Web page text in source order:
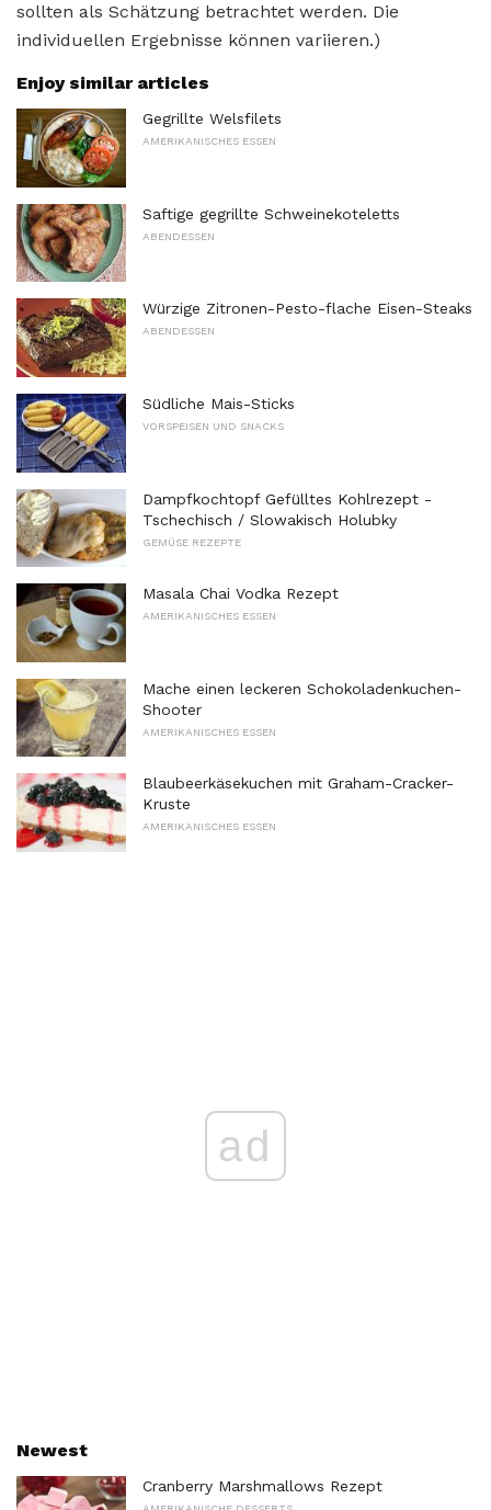
sollten als Schätzung betrachtet werden. Die
individuellen Ergebnisse können variieren.)
Enjoy similar articles
Gegrillte Welsfilets
AMERIKANISCHES ESSEN
Saftige gegrillte Schweinekoteletts
ABENDESSEN
Würzige Zitronen-Pesto-flache Eisen-Steaks
ABENDESSEN
Südliche Mais-Sticks
VORSPEISEN UND SNACKS
Dampfkochtopf Gefülltes Kohlrezept -
Tschechisch / Slowakisch Holubky
GEMÜSE REZEPTE
Masala Chai Vodka Rezept
AMERIKANISCHES ESSEN
Mache einen leckeren Schokoladenkuchen-
Shooter
AMERIKANISCHES ESSEN
Blaubeerkäsekuchen mit Graham-Cracker-
Kruste
AMERIKANISCHES ESSEN
ad
Newest
Cranberry Marshmallows Rezept